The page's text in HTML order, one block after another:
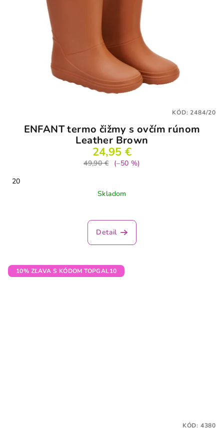
ENFANT termo čižmy s ovčím rúnom
Leather Brown
24,95 €
49,90 €
(–50 %)
20
Skladom
Detail
KÓD:2484/20
10% ZĽAVA S KÓDOM TOPGAL10
KÓD: 4380